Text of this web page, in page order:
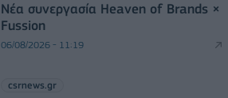
Νέα συνεργασία Heaven of Brands ×
Fussion
06/08/2026 - 11:19
csrnews.gr